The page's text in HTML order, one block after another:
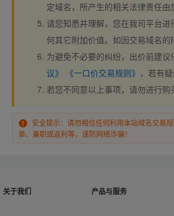
定域名，所产生的相关法律责任由
请您知悉并理解，您在我司平台
何其它附加价值。如因交易域名
为避免不必要的纠纷，出价前建议
议》
《一口价交易规则》 ，若有
若您不同意以上事项，请勿进行
安全提示：请勿相信任何利用本站域名交易
单、兼职或返利等，谨防网络诈骗！
关于我们 产品与服务